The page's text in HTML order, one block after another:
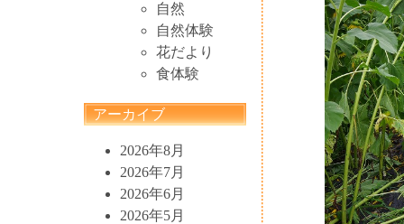
自然
自然体験
花だより
食体験
アーカイブ
2026年8月
2026年7月
2026年6月
2026年5月